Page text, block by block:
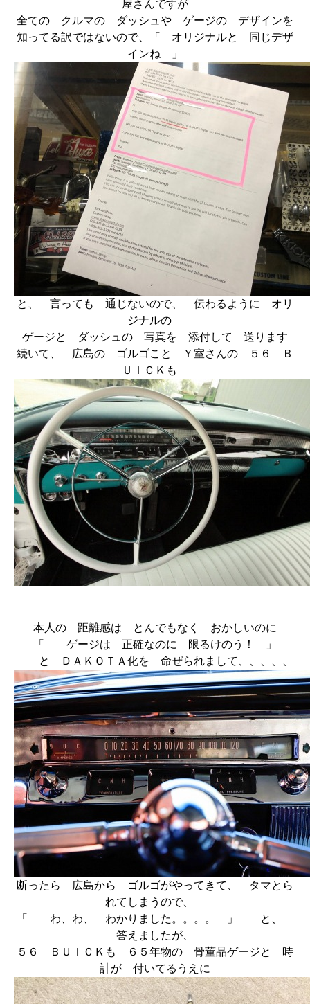
屋さんですが
全ての クルマの ダッシュや ゲージの デザインを
知ってる訳ではないので、「 オリジナルと 同じデザ
インね 」
と、 言っても 通じないので、 伝わるように オリ
ジナルの
ゲージと ダッシュの 写真を 添付して 送ります
続いて、 広島の ゴルゴこと Ｙ室さんの ５６ Ｂ
ＵＩＣＫも
本人の 距離感は とんでもなく おかしいのに
「 ゲージは 正確なのに 限るけのう！ 」
と ＤＡＫＯＴＡ化を 命ぜられまして、、、、、
断ったら 広島から ゴルゴがやってきて、 タマとら
れてしまうので、
「 わ、わ、 わかりました。。。。 」 と、
答えましたが、
５６ ＢＵＩＣＫも ６５年物の 骨董品ゲージと 時
計が 付いてるうえに